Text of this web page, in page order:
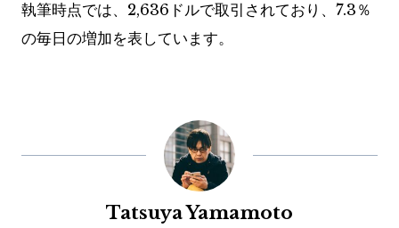
執筆時点では、2,636ドルで取引されており、7.3％
の毎日の増加を表しています。
Tatsuya Yamamoto